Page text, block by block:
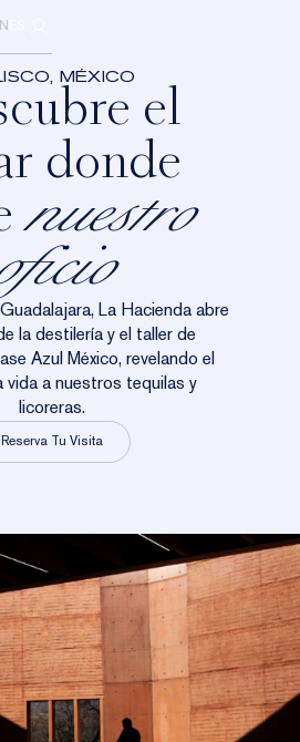
COMUNIDAD
LIMITADAS
LEONES
HISTORIA
OFICIO
COMPROMISO
MÉXICO
el
donde
nuestro
La Hacienda abre
la destilería y el taller de
Azul México, revelando el
vida a nuestros tequilas y
licoreras.
Reserva Tu Visita